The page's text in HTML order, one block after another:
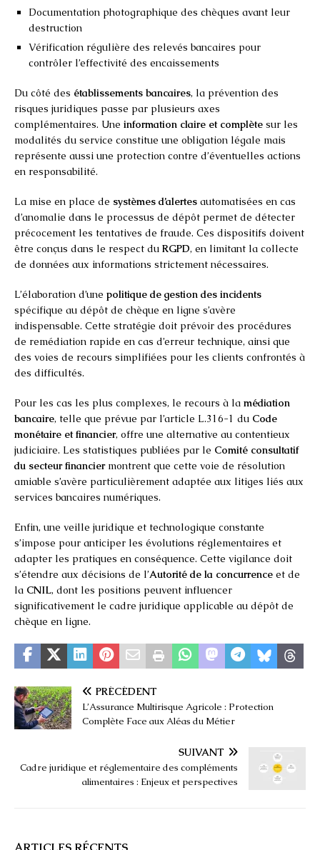
Documentation photographique des chèques avant leur
destruction
Vérification régulière des relevés bancaires pour
contrôler l’effectivité des encaissements
Du côté des établissements bancaires, la prévention des
risques juridiques passe par plusieurs axes
complémentaires. Une information claire et complète sur les
modalités du service constitue une obligation légale mais
représente aussi une protection contre d’éventuelles actions
en responsabilité.
La mise en place de systèmes d’alertes automatisées en cas
d’anomalie dans le processus de dépôt permet de détecter
précocement les tentatives de fraude. Ces dispositifs doivent
être conçus dans le respect du RGPD, en limitant la collecte
de données aux informations strictement nécessaires.
L’élaboration d’une politique de gestion des incidents
spécifique au dépôt de chèque en ligne s’avère
indispensable. Cette stratégie doit prévoir des procédures
de remédiation rapide en cas d’erreur technique, ainsi que
des voies de recours simplifiées pour les clients confrontés à
des difficultés.
Pour les cas les plus complexes, le recours à la médiation
bancaire, telle que prévue par l’article L.316-1 du Code
monétaire et financier, offre une alternative au contentieux
judiciaire. Les statistiques publiées par le Comité consultatif
du secteur financiermontrent que cette voie de résolution
amiable s’avère particulièrement adaptée aux litiges liés aux
services bancaires numériques.
Enfin, une veille juridique et technologique constante
s’impose pour anticiper les évolutions réglementaires et
adapter les pratiques en conséquence. Cette vigilance doit
s’étendre aux décisions de l’Autorité de la concurrence et de
la CNIL, dont les positions peuvent influencer
significativement le cadre juridique applicable au dépôt de
chèque en ligne.
PRÉCÉDENT
L’Assurance Multirisque Agricole : Protection
Complète Face aux Aléas du Métier
SUIVANT
Cadre juridique et réglementaire des compléments
alimentaires : Enjeux et perspectives